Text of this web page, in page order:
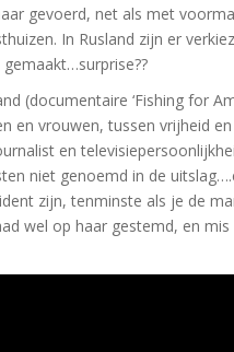
gevoerd, net als met
In Rusland zijn er
(documentaire ‘Fishing for
en vrouwen, tussen vrijheid
en
niet genoemd in de
zijn, tenminste als je de
wel op haar gestemd, en